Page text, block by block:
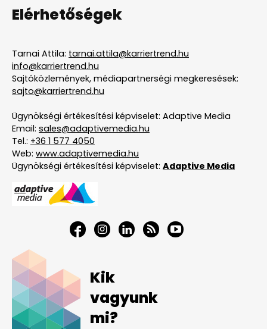
Elérhetőségek
Tarnai Attila: tarnai.attila@karriertrend.hu
info@karriertrend.hu
Sajtóközlemények, médiapartnerségi megkeresések:
sajto@karriertrend.hu
Ügynökségi értékesítési képviselet: Adaptive Media
Email: sales@adaptivemedia.hu
Tel.: +36 1 577 4050
Web: www.adaptivemedia.hu
Ügynökségi értékesítési képviselet: Adaptive Media
Kik
vagyunk
mi?